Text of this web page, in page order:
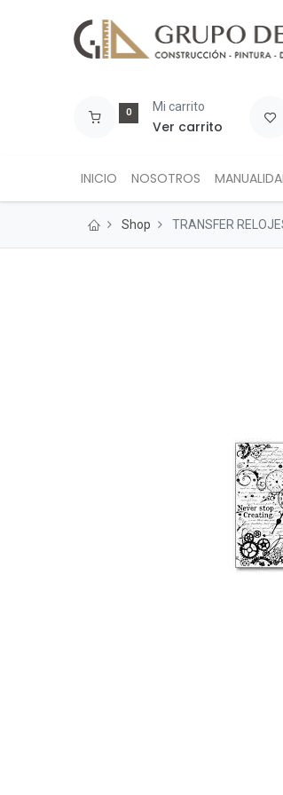
0 Mi carrito
Ver carrito
INICIO NOSOTROS
Shop TRANSFER